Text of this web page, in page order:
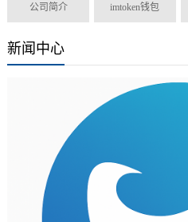
公司简介 imtoken钱包
新闻中心